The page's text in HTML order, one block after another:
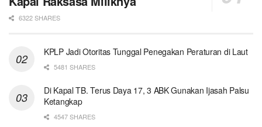
6322 SHARES
KPLP Jadi Otoritas Tunggal Penegakan Peraturan di Laut
5481 SHARES
Di Kapal TB. Terus Daya 17, 3 ABK Gunakan Ijasah Palsu
Ketangkap
4547 SHARES